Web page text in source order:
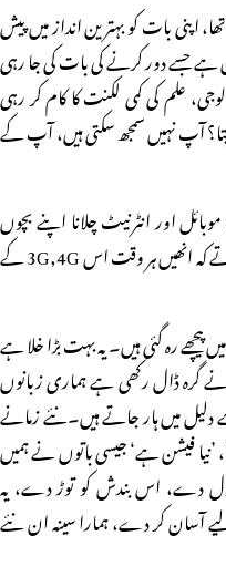
اپنی بات کو بہترین انداز میں پیش
جسے دور کرنے کی بات کی جا رہی
علم کی کمی لکنت کا کام کر رہی
آپ نہیں سمجھ سکتی ہیں، آپ کے
اور انٹرنیٹ چلانا اپنے بچوں
سے سیکھ رہی ہیں اور یوں ہم یہ نہیں سمجھ پاتے کہ انھیں ہر وقت اس 3G,4G کے
پیچھے رہ گئی ہیں۔ یہ بہت بڑا خلا ہے
گرہ ڈال رکھی ہے ہماری زبانوں
دلیل میں ہار جاتے ہیں۔نئے زمانے
’نیا فیشن ہے‘ جیسی باتوں نے ہمیں
دے، اس بندش کو توڑ دے، یہ
کر دے، ہمارا سینہ ان نئے